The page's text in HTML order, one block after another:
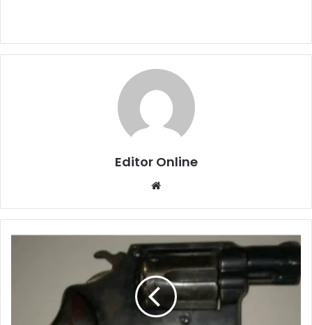
Editor Online